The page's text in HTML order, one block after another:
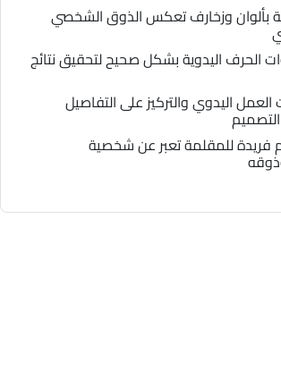
بألوان وزخارف تعكس الذوق الشخصي
الحرف اليدوية بشكل صحيح لتحقيق نتائج
العمل اليدوي والتركيز على التفاصيل
فريدة للمقلمة تعبر عن شخصية